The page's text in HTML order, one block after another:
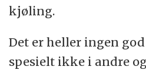
kjøling.
Det er heller ingen
spesielt ikke i andre